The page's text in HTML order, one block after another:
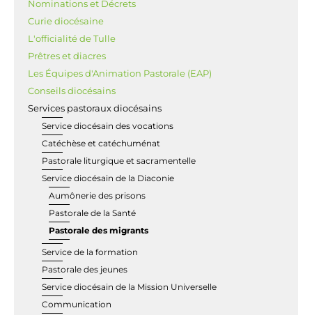
Nominations et Décrets
Curie diocésaine
L'officialité de Tulle
Prêtres et diacres
Les Équipes d'Animation Pastorale (EAP)
Conseils diocésains
Services pastoraux diocésains
Service diocésain des vocations
Catéchèse et catéchuménat
Pastorale liturgique et sacramentelle
Service diocésain de la Diaconie
Aumônerie des prisons
Pastorale de la Santé
Pastorale des migrants
Service de la formation
Pastorale des jeunes
Service diocésain de la Mission Universelle
Communication